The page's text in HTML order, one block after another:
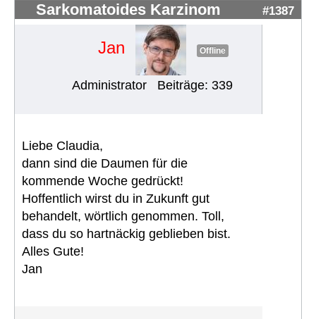
Sarkomatoides Karzinom #1387
Jan Offline
Administrator Beiträge: 339
Liebe Claudia,
dann sind die Daumen für die
kommende Woche gedrückt!
Hoffentlich wirst du in Zukunft gut
behandelt, wörtlich genommen. Toll,
dass du so hartnäckig geblieben bist.
Alles Gute!
Jan